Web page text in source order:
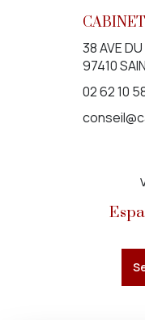
38 AVE DU
97410
02 62 10